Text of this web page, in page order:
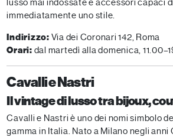
lusso mai indossate e accessori capaci
immediatamente uno stile.
Indirizzo: Via dei Coronari 142, Roma
Orari: dal martedì alla domenica,
Cavalli e Nastri
Il vintage di lusso tra bijoux,
Cavalli e Nastri è uno dei nomi simbolo
gamma in Italia. Nato a Milano negli